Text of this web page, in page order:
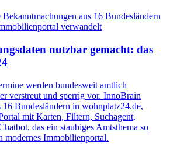
aus 16 Bundesländern
verwandelt
nutzbar gemacht: das
werden bundesweit amtlich
verstreut und sperrig vor. InnoBrain
16 Bundesländern in wohnplatz24.de,
mit Karten, Filtern, Suchagent,
das ein staubiges Amtsthema so
modernes Immobilienportal.